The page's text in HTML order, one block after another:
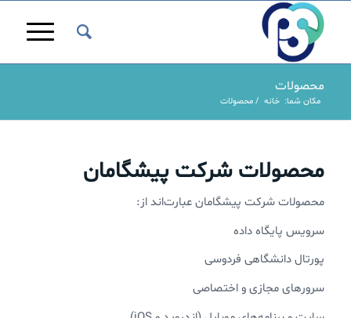
محصولات
مکان شما: خانه / محصولات
محصولات شرکت پیشگامان
محصولات شرکت پیشگامان عبارت‌اند از:
سرویس پایگاه داده
پورتال دانشگاهی فردوسی
سرورهای مجازی و اختصاصی